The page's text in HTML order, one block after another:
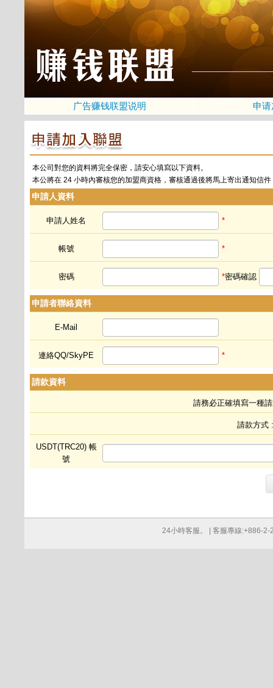
广告赚钱联盟说明 申
本公司對您的資料將完全保密，請安心填寫以下資料。
本公將在 24 小時內審核您的加盟商資格，審核通過後將馬上寄出通知信
申請人資料
申請人姓名 *
帳號 *
密碼 *密碼確認
申請者聯絡資料
E-Mail
連絡QQ/SkyPE *
請款資料
請務必正確填寫一種
請款方式
USDT(TRC20) 帳
號
24小時客服。 | 客服專線:+886-